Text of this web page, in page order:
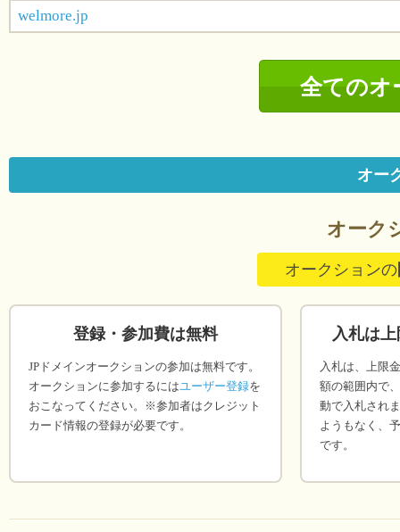
welmore.jp
全てのオ
オー
オーク
オークションの
登録・参加費は無料
JPドメインオークションの参加は無料です。
オークションに参加するにはユーザー登録を
おこなってください。※参加者はクレジット
カード情報の登録が必要です。
入札は
入札は、上限
額の範囲内で
動で入札され
ようもなく、
です。